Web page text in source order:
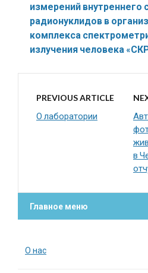
измерений внутреннего
радионуклидов в
комплекса
излучения человека
PREVIOUS ARTICLE
О лаборатории
в
Главное меню
О нас